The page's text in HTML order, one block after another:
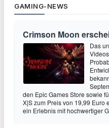
GAMING-NEWS
Crimson Moon
Das
den Epic Games Store sowie
X|S zum Preis von 19,99 Euro
ein Erlebnis mit hochwertiger